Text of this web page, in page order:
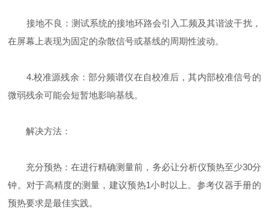
接地不良：测试系统的接地环路会引入工频及其谐波干扰，
在屏幕上表现为固定的杂散信号或基线的周期性波动。
4.校准源残余：部分频谱仪在自校准后，其内部校准信号的
微弱残余可能会短暂地影响基线。
解决方法：
充分预热：在进行精确测量前，务必让分析仪预热至少30分
钟。对于高精度的测量，建议预热1小时以上。参考仪器手册的
预热要求是最佳实践。